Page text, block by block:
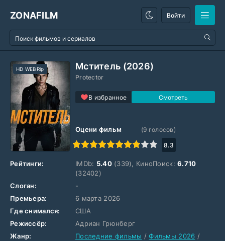
ZONAFILM Войти
Мститель (2026)
Protector
В избранное
HD WEBRip
Оцени фильм
1
3 5 6 7 8 9 10
(9 голосов)
8.3
Рейтинги: IMDb: 5.40(339), КиноПоиск:6.710
(32402)
Слоган:
-
Премьера:
6 марта 2026
Где снимался:
США
Режиссёр:
Адриан Грюнберг
Жанр:
Последние фильмы /Фильмы 2026 /